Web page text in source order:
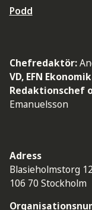
Podd
Chefredaktör:
VD, EFN
Redaktionschef
Emanuelsson
Adress
Blasieholmstorg 12
106 70 Stockholm